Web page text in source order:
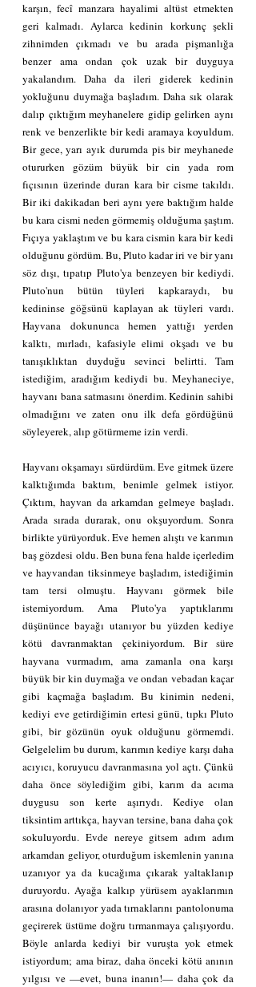
karşın, fecî manzara hayalimi altüst etmekten
geri kalmadı. Aylarca kedinin korkunç şekli
zihnimden çıkmadı ve bu arada pişmanlığa
benzer ama ondan çok uzak bir duyguya
yakalandım. Daha da ileri giderek kedinin
yokluğunu duymağa başladım. Daha sık olarak
dalıp çıktığım meyhanelere gidip gelirken aynı
renk ve benzerlikte bir kedi aramaya koyuldum.
Bir gece, yarı ayık durumda pis bir meyhanede
otururken gözüm büyük bir cin yada rom
fıçısının üzerinde duran kara bir cisme takıldı.
Bir iki dakikadan beri aynı yere baktığım halde
bu kara cismi neden görmemiş olduğuma şaştım.
Fıçıya yaklaştım ve bu kara cismin kara bir kedi
olduğunu gördüm. Bu, Pluto kadar iri ve bir yanı
söz dışı, tıpatıp Pluto'ya benzeyen bir kediydi.
Pluto'nun bütün tüyleri kapkaraydı, bu
kedininse göğsünü kaplayan ak tüyleri vardı.
Hayvana dokununca hemen yattığı yerden
kalktı, mırladı, kafasiyle elimi okşadı ve bu
tanışıklıktan duyduğu sevinci belirtti. Tam
istediğim, aradığım kediydi bu. Meyhaneciye,
hayvanı bana satmasını önerdim. Kedinin sahibi
olmadığını ve zaten onu ilk defa gördüğünü
söyleyerek, alıp götürmeme izin verdi.
Hayvanı okşamayı sürdürdüm. Eve gitmek üzere
kalktığımda baktım, benimle gelmek istiyor.
Çıktım, hayvan da arkamdan gelmeye başladı.
Arada sırada durarak, onu okşuyordum. Sonra
birlikte yürüyorduk. Eve hemen alıştı ve karımın
baş gözdesi oldu. Ben buna fena halde içerledim
ve hayvandan tiksinmeye başladım, istediğimin
tam tersi olmuştu. Hayvanı görmek bile
istemiyordum. Ama Pluto'ya yaptıklarımı
düşününce bayağı utanıyor bu yüzden kediye
kötü davranmaktan çekiniyordum. Bir süre
hayvana vurmadım, ama zamanla ona karşı
büyük bir kin duymağa ve ondan vebadan kaçar
gibi kaçmağa başladım. Bu kinimin nedeni,
kediyi eve getirdiğimin ertesi günü, tıpkı Pluto
gibi, bir gözünün oyuk olduğunu görmemdi.
Gelgelelim bu durum, karımın kediye karşı daha
acıyıcı, koruyucu davranmasına yol açtı. Çünkü
daha önce söylediğim gibi, karım da acıma
duygusu son kerte aşırıydı. Kediye olan
tiksintim arttıkça, hayvan tersine, bana daha çok
sokuluyordu. Evde nereye gitsem adım adım
arkamdan geliyor, oturduğum iskemlenin yanına
uzanıyor ya da kucağıma çıkarak yaltaklanıp
duruyordu. Ayağa kalkıp yürüsem ayaklarımın
arasına dolanıyor yada tırnaklarını pantolonuma
geçirerek üstüme doğru tırmanmaya çalışıyordu.
Böyle anlarda kediyi bir vuruşta yok etmek
istiyordum; ama biraz, daha önceki kötü anının
yılgısı ve —evet, buna inanın!— daha çok da